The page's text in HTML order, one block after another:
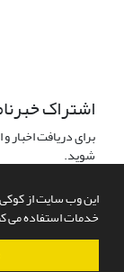
این وب سایت از کوکی
خدمات استفاده می
اشتراک
برای دریافت اخبار
شوید.